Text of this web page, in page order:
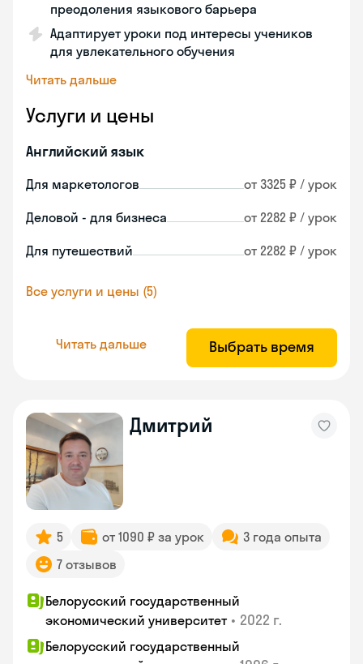
преодоления языкового барьера
Адаптирует уроки под интересы учеников
для увлекательного обучения
Читать дальше
Услуги и цены
Английский язык
Для маркетологов от 3325 ₽ / урок
Деловой - для бизнеса от 2282 ₽ / урок
Для путешествий от 2282 ₽ / урок
Все услуги и цены (5)
Читать дальше Выбрать время
Дмитрий
5 от 1090 ₽ за урок
3 года опыта
7 отзывов
Белорусский государственный
экономический университет • 2022 г.
Белорусский государственный